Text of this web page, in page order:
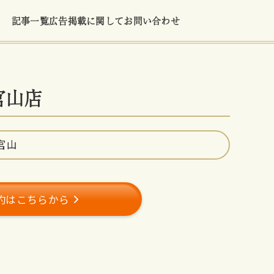
記事一覧広告掲載に関してお問い合わせ
店
山
はこちらから